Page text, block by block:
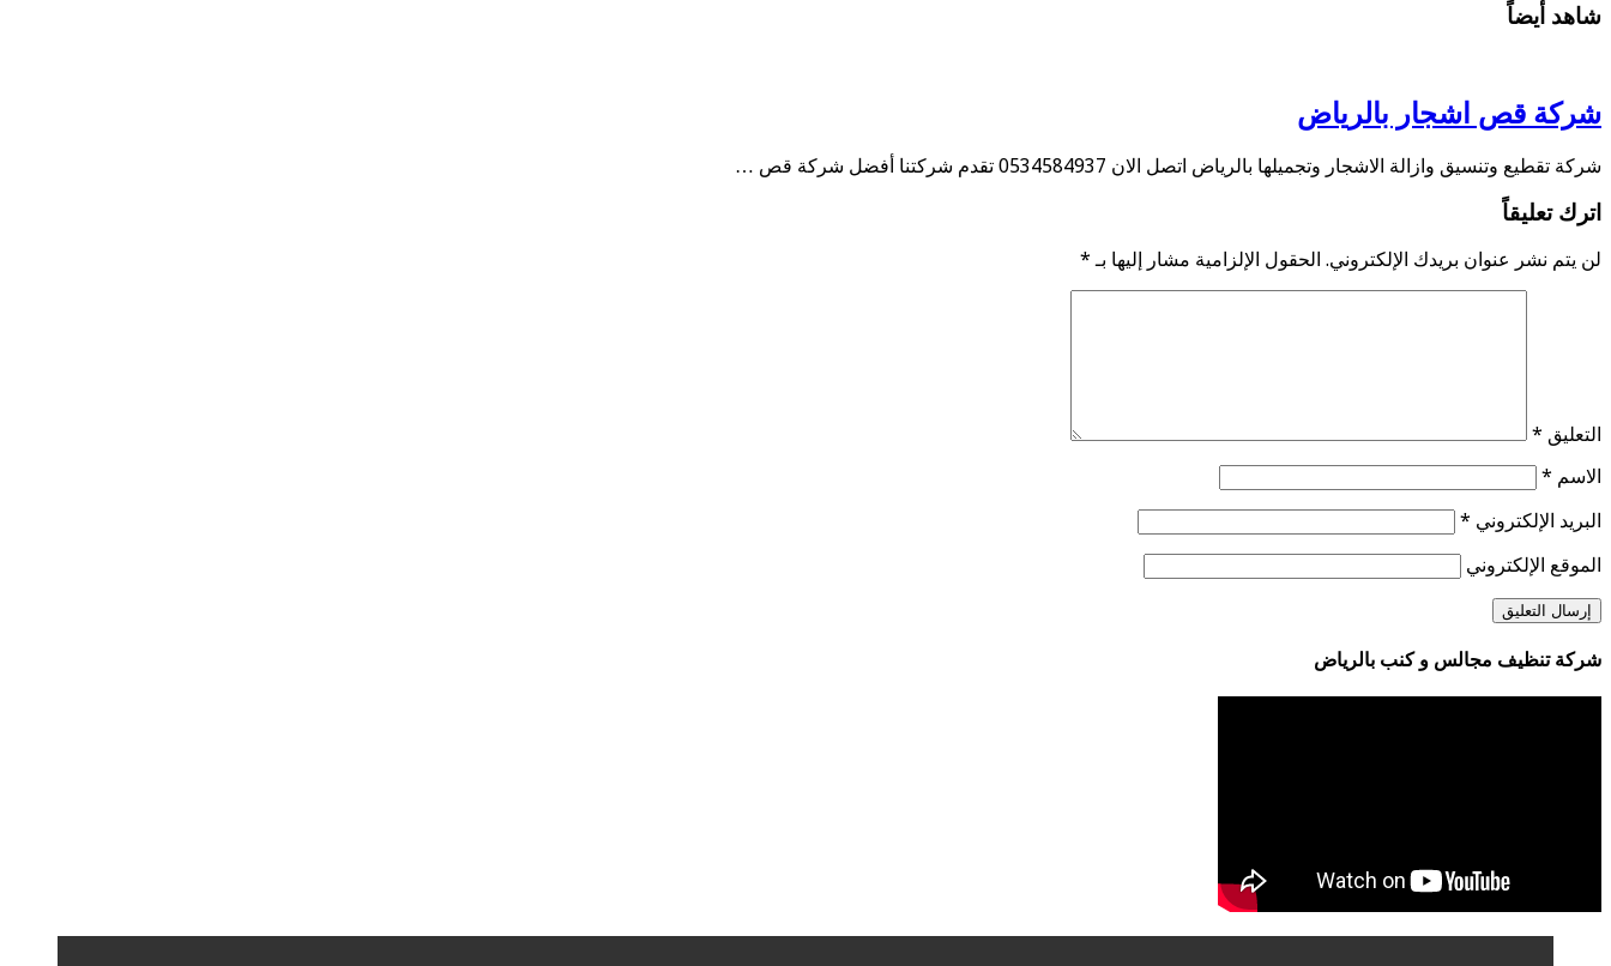
شاهد أيضاً
شركة قص اشجار بالرياض
شركة تقطيع وتنسيق وازالة الاشجار وتجميلها بالرياض اتصل الان 0534584937 تقدم شركتنا أفضل شركة قص …
اترك تعليقاً
لن يتم نشر عنوان بريدك الإلكتروني. الحقول الإلزامية مشار إليها بـ *
التعليق *
الاسم *
البريد الإلكتروني *
الموقع الإلكتروني
شركة تنظيف مجالس و كنب بالرياض